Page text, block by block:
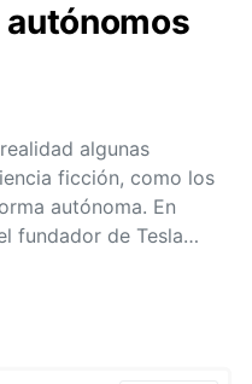
algunas
ficción, como los
autónoma. En
fundador de Tesla…